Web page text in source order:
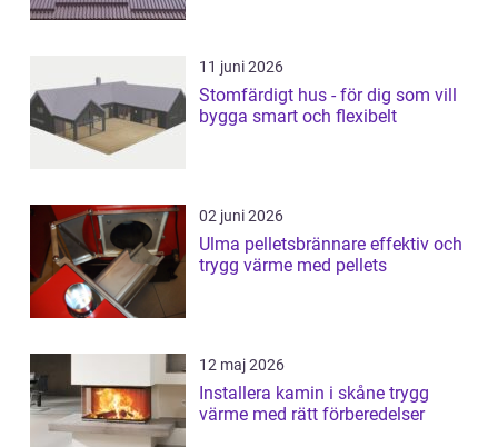
11 juni 2026
Stomfärdigt hus - för dig som vill
bygga smart och flexibelt
02 juni 2026
Ulma pelletsbrännare effektiv och
trygg värme med pellets
12 maj 2026
Installera kamin i skåne trygg
värme med rätt förberedelser